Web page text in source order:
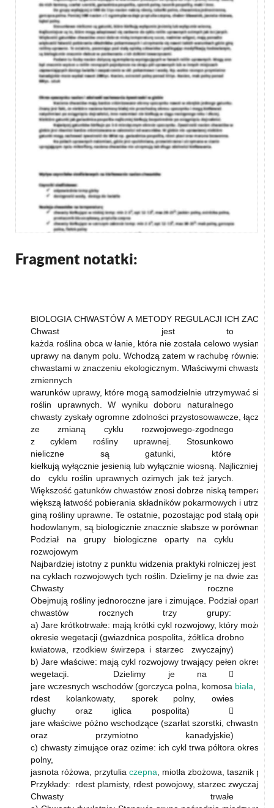
Fragment notatki:
BIOLOGIA CHWASTÓW A METODY REGULACJI ICH
Chwast jest to
każda roślina obca w łanie, która nie została celowo wysiana
uprawy na danym polu. Wchodzą zatem w rachubę również
chwastami w znaczeniu ekologicznym. Właściwymi
zmiennych
warunków uprawy, które mogą samodzielnie utrzymywać się
roślin uprawnych. W wyniku doboru naturalnego
chwasty zyskały ogromne zdolności przystosowawcze,
ze zmianą cyklu rozwojowego-zgodnego
z cyklem rośliny uprawnej. Stosunkowo
nieliczne są gatunki, które
kiełkują wyłącznie jesienią lub wyłącznie wiosną.
do cyklu roślin uprawnych ozimych jak też jarych.
Większość gatunków chwastów znosi dobrze niską
większą łatwość pobierania składników pokarmowych i
giną rośliny uprawne. Te ostatnie, pozostając pod stałą
hodowlanym, są biologicznie znacznie słabsze w porównaniu
Podział na grupy biologiczne oparty na cyklu
rozwojowym
Najbardziej istotny z punktu widzenia praktyki rolniczej jest
na cyklach rozwojowych tych roślin. Dzielimy je na dwie
Chwasty roczne
Obejmują rośliny jednoroczne jare i zimujące. Podział oparty
chwastów rocznych trzy grupy:
a) Jare krótkotrwałe: mają krótki cykl rozwojowy, który może
okresie wegetacji (gwiazdnica pospolita, żółtlica drobno
kwiatowa, rzodkiew świrzepa i starzec zwyczajny)
b) Jare właściwe: mają cykl rozwojowy trwający pełen okres
wegetacji. Dzielimy je na 
jare wczesnych wschodów (gorczyca polna, komosa biała ,
rdest kolankowaty, sporek polny, owies
głuchy oraz iglica pospolita) 
jare właściwe późno wschodzące (szarłat szorstki,
oraz przymiotno kanadyjskie)
c) chwasty zimujące oraz ozime: ich cykl trwa półtora okresu
polny,
jasnota różowa, przytulia czepna , miotła zbożowa, tasznik
Przykłady: rdest plamisty, rdest powojowy, starzec zwyczajny,
Chwasty trwałe